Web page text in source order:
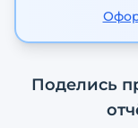
Поделись